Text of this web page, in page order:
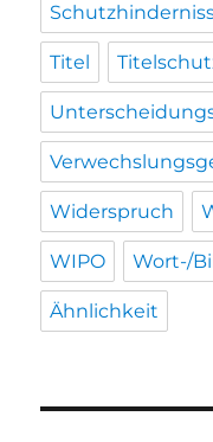
Titel
Widerspruch
WIPO Wort-/
Ähnlichkeit